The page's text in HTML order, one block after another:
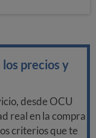
precios y
desde OCU
real en la compra
criterios que te